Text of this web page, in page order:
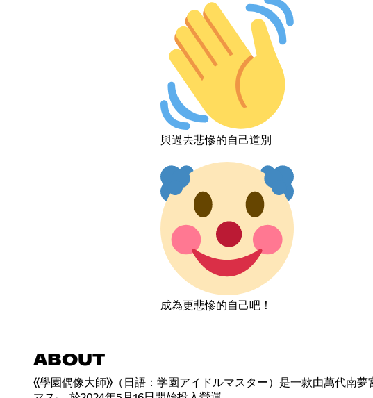
與過去悲慘的自己道別
成為更悲慘的自己吧！
ABOUT
《學園偶像大師》（日語：学園アイドルマスター）是一款由萬代南